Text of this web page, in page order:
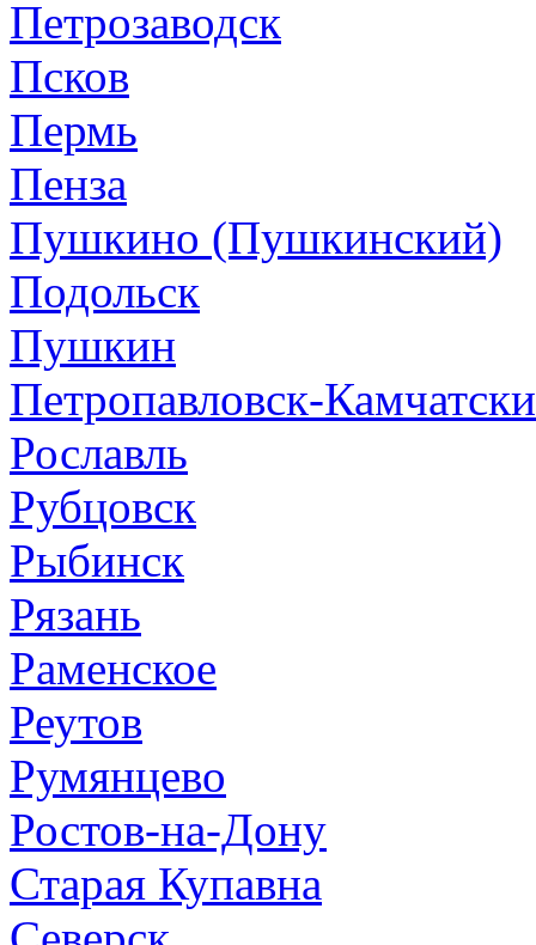
Петрозаводск
Псков
Пермь
Пенза
Пушкино (Пушкинский)
Подольск
Пушкин
Петропавловск-
Рославль
Рубцовск
Рыбинск
Рязань
Раменское
Реутов
Румянцево
Ростов-на-Дону
Старая Купавна